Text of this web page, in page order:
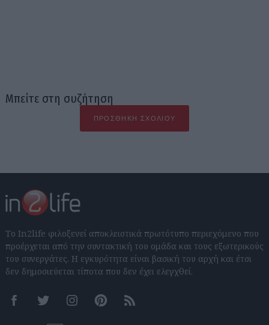
Μπείτε στη συζήτηση
ΠΡΟΣΘΉΚΗ ΣΧΟΛΊΟΥ
Το In2life φιλοξενεί αποκλειστικά πρωτότυπο περιεχόμενο που
προέρχεται από την συντακτική του ομάδα και τους εξωτερικούς
του συνεργάτες. Η εγκυρότητα είναι βασική του αρχή και έτσι
δεν δημοσιεύεται τίποτα που δεν έχει ελεγχθεί.
FacebookTwitter InstagramPinterestRSS feeds